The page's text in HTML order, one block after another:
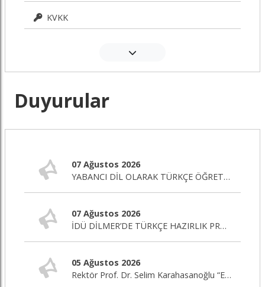
KVKK
Duyurular
07 Ağustos 2026
YABANCI DİL OLARAK TÜRKÇE ÖĞRETİMİ SERTİFİKA PROGRAMI BAŞLIYOR!
07 Ağustos 2026
İDÜ DİLMER’DE TÜRKÇE HAZIRLIK PROGRAMI BAŞLIYOR!
05 Ağustos 2026
Rektör Prof. Dr. Selim Karahasanoğlu “Eğitim Editörü” Programına Canlı Yayın Konuğu Oluyor